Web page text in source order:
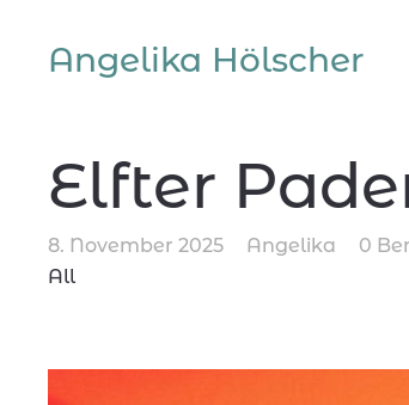
Angelika Hölscher
Elfter
8. November 2025 Angelika
0
All